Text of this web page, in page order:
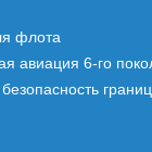
флота
авиация 6-го
границ